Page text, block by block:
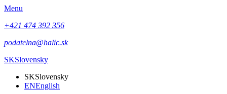
Menu
+421 474 392 356
podatelna@halic.sk
SKSlovensky
SKSlovensky
ENEnglish